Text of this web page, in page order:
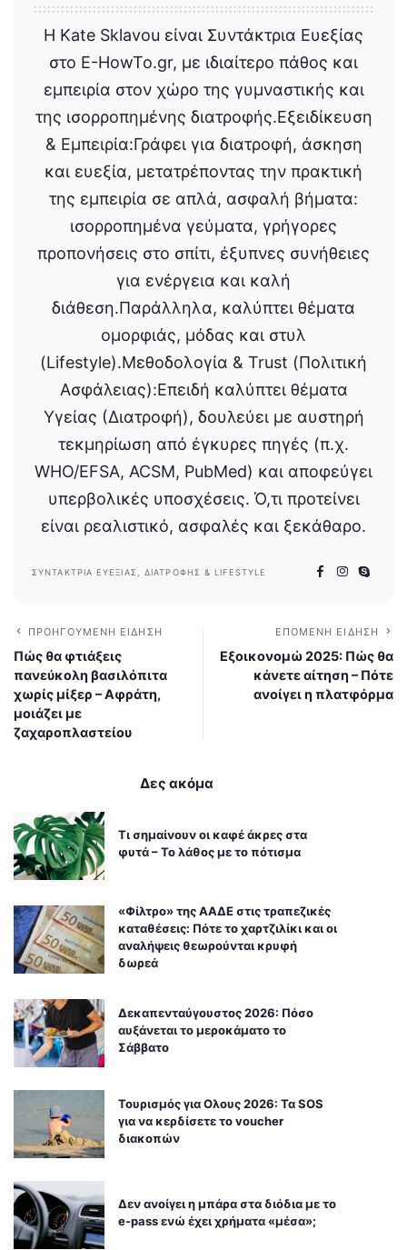
Η Kate Sklavou είναι Συντάκτρια Ευεξίας
στο E-HowTo.gr, με ιδιαίτερο πάθος και
εμπειρία στον χώρο της γυμναστικής και
της ισορροπημένης διατροφής.Εξειδίκευση
& Εμπειρία:Γράφει για διατροφή, άσκηση
και ευεξία, μετατρέποντας την πρακτική
της εμπειρία σε απλά, ασφαλή βήματα:
ισορροπημένα γεύματα, γρήγορες
προπονήσεις στο σπίτι, έξυπνες συνήθειες
για ενέργεια και καλή
διάθεση.Παράλληλα, καλύπτει θέματα
ομορφιάς, μόδας και στυλ
(Lifestyle).Μεθοδολογία & Trust (Πολιτική
Ασφάλειας):Επειδή καλύπτει θέματα
Υγείας (Διατροφή), δουλεύει με αυστηρή
τεκμηρίωση από έγκυρες πηγές (π.χ.
WHO/EFSA, ACSM, PubMed) και αποφεύγει
υπερβολικές υποσχέσεις. Ό,τι προτείνει
είναι ρεαλιστικό, ασφαλές και ξεκάθαρο.
ΣΥΝΤΆΚΤΡΙΑ ΕΥΕΞΊΑΣ, ΔΙΑΤΡΟΦΉΣ & LIFESTYLE
ΠΡΟΗΓΟΎΜΕΝΗ ΕΊΔΗΣΗ
Πώς θα φτιάξεις
πανεύκολη βασιλόπιτα
χωρίς μίξερ – Αφράτη,
μοιάζει με
ζαχαροπλαστείου
ΕΠΌΜΕΝΗ ΕΊΔΗΣΗ
Εξοικονομώ 2025: Πώς θα
κάνετε αίτηση – Πότε
ανοίγει η πλατφόρμα
Δες ακόμα
Τι σημαίνουν οι καφέ άκρες στα
φυτά – Το λάθος με το πότισμα
«Φίλτρο» της ΑΑΔΕ στις τραπεζικές
καταθέσεις: Πότε το χαρτζιλίκι και οι
αναλήψεις θεωρούνται κρυφή
δωρεά
Δεκαπενταύγουστος 2026: Πόσο
αυξάνεται το μεροκάματο το
Σάββατο
Τουρισμός για Ολους 2026: Τα SOS
για να κερδίσετε το voucher
διακοπών
Δεν ανοίγει η μπάρα στα διόδια με το
e-pass ενώ έχει χρήματα «μέσα»;